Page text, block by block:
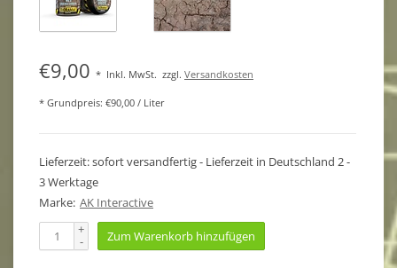
€9,00 * Inkl. MwSt. zzgl. Versandkosten
* Grundpreis: €90,00 / Liter
Lieferzeit: sofort versandfertig - Lieferzeit in Deutschland 2 -
3 Werktage
Marke: AK Interactive
+
- Zum Warenkorb hinzufügen